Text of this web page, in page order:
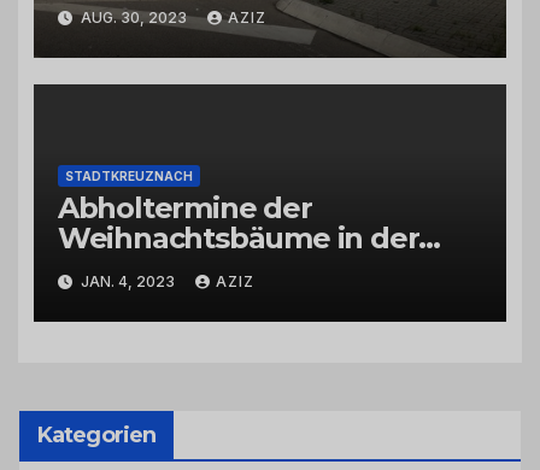
AUG. 30, 2023 AZIZ
STADTKREUZNACH
Abholtermine der
Weihnachtsbäume in der
Kernstadt und in den
Stadtteilen
JAN. 4, 2023 AZIZ
Kategorien